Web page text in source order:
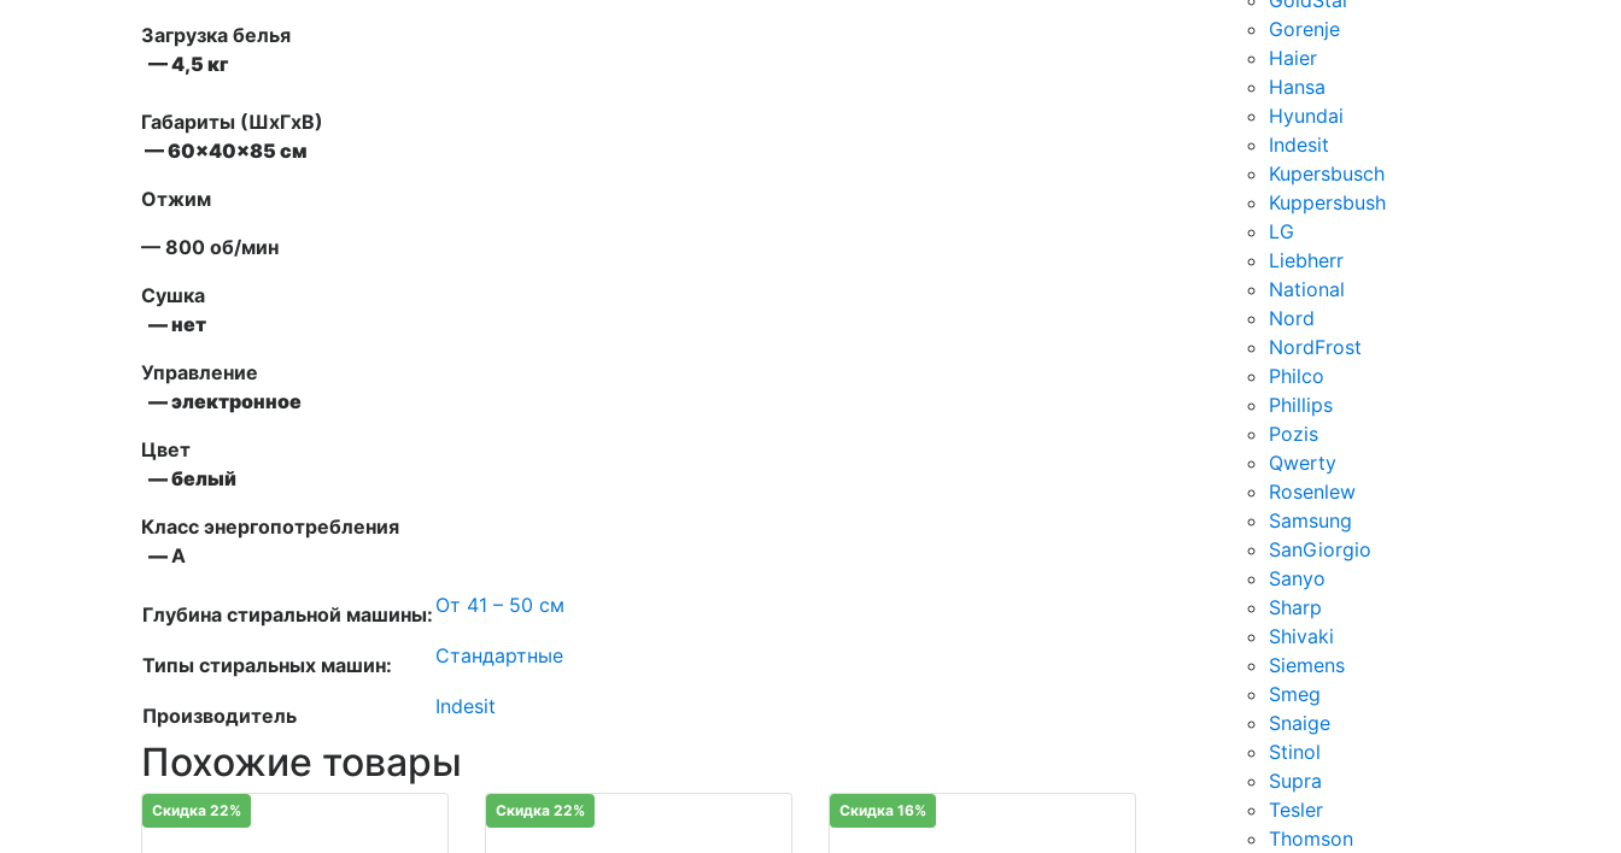
Загрузка белья
— 4,5 кг
Габариты (ШxГxВ)
— 60x40x85 см
Отжим
— 800 об/мин
Сушка
— нет
Управление
— электронное
Цвет
— белый
Класс энергопотребления
—А
Глубина стиральной машины: От 41 – 50 см
Типы стиральных машин: Стандартные
Производитель Indesit
Похожие товары
Скидка 22% Скидка 22% Скидка 16%
Gorenje
Haier
Hansa
Hyundai
Indesit
Kupersbusch
Kuppersbush
LG
Liebherr
National
Nord
NordFrost
Philco
Phillips
Pozis
Qwerty
Rosenlew
Samsung
SanGiorgio
Sanyo
Sharp
Shivaki
Siemens
Smeg
Snaige
Stinol
Supra
Tesler
Thomson